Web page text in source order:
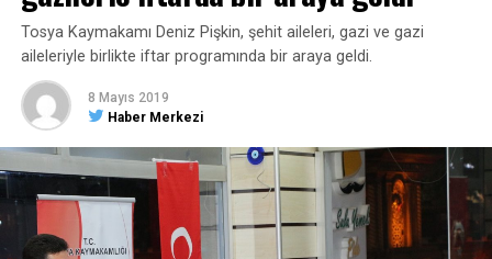
Tosya Kaymakamı Deniz Pişkin, şehit aileleri, gazi ve gazi
aileleriyle birlikte iftar programında bir araya geldi.
8 Mayıs 2019
Haber Merkezi